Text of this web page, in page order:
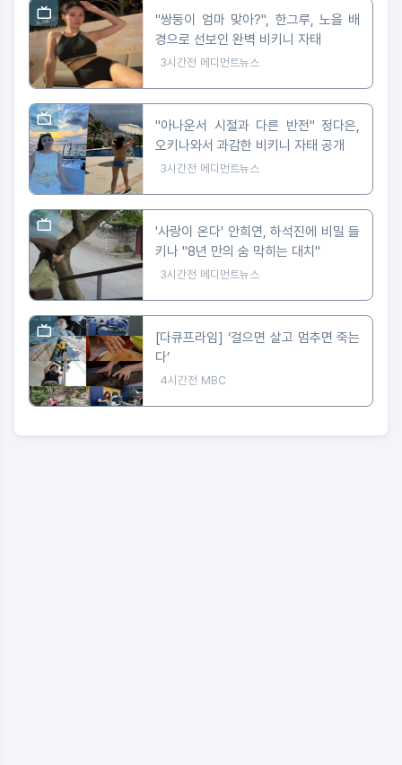
"쌍둥이 엄마 맞아?", 한그루, 노을 배
경으로 선보인 완벽 비키니 자태
3시간전 메디먼트뉴스
"아나운서 시절과 다른 반전" 정다은,
오키나와서 과감한 비키니 자태 공개
3시간전 메디먼트뉴스
'사랑이 온다' 안희연, 하석진에 비밀 들
키나 "8년 만의 숨 막히는 대치"
3시간전 메디먼트뉴스
[다큐프라임] ‘걸으면 살고 멈추면 죽는
다’
4시간전 MBC